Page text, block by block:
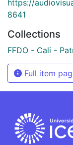
https://
8641
Collections
FFDO - Cali -
Full item